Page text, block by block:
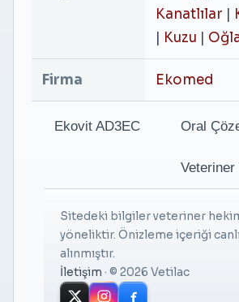
Kanatlılar |
| Kuzu |
Firma Ekomed
Ekovit AD3EC Oral
Sitedeki bilgiler veteriner
yöneliktir. Önizleme içeriği
alınmıştır.
İletişim ·© 2026 Vetilac